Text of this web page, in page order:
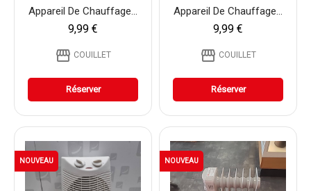
Appareil De Chauffage...
9,99 €
storefront COUILLET
Réserver
Appareil De Chauffage...
9,99 €
storefront COUILLET
Réserver
NOUVEAU NOUVEAU